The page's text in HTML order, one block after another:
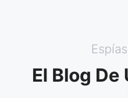
El Blog